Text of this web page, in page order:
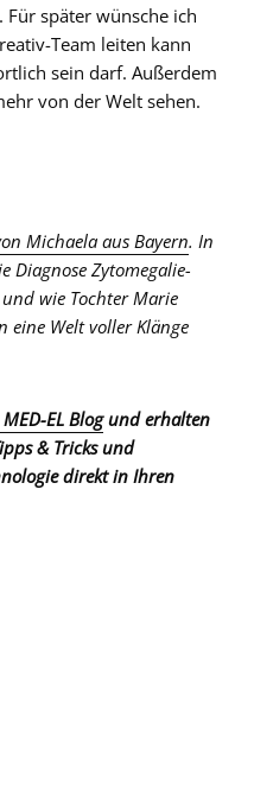
später wünsche ich
Team leiten kann
sein darf. Außerdem
von der Welt sehen.
Michaela aus Bayern. In
Diagnose Zytomegalie-
wie Tochter Marie
eine Welt voller Klänge
EL Blogund erhalten
& Tricks und
direkt in Ihren